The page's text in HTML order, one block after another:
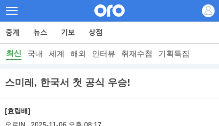
최신 국내 세계 해외 인터뷰 취재수첩 기획특집
스미레, 한국서 첫 공식 우승!
[효림배]